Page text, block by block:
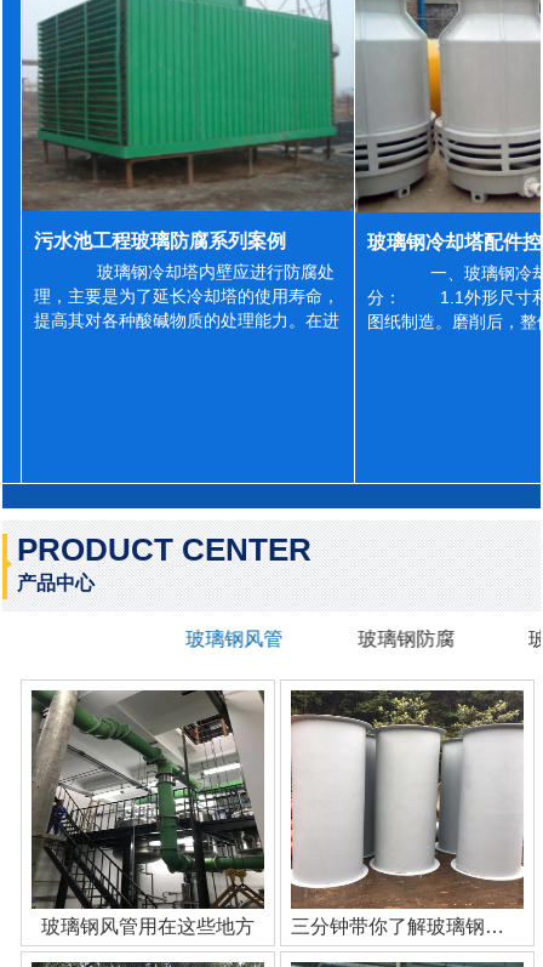
污水池工程玻璃防腐系列案例
玻璃钢冷却塔内壁应进行防腐处
理，主要是为了延长冷却塔的使用寿命，
提高其对各种酸碱物质的处理能力。在进
一、玻璃钢冷
分： 1.1外形尺寸和
图纸制造。磨削后，
PRODUCT CENTER
产品中心
玻璃钢风管 玻璃钢防腐
玻璃钢风管用在这些地方 三分钟带你了解玻璃钢管道